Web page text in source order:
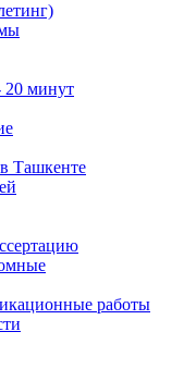
20 минут
Ташкенте
работы